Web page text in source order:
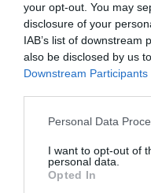
your opt-out. You may
disclosure of your
IAB’s list of downstream
also be disclosed by us
Downstream Participants
Personal Data
I want to opt-out of
personal data.
Opted In
Servicios
Aire acondicionado en las
comunes
Check In y Check Out rápidos
Cocina local típica
Karaoke
Personal multilingüe
Restaurante y
El restaurante panorámico
gastronomía italiana, con
Servicios de
Sala de juegos
Servicio Fax
Snack bar
Frente al mar
Habitaciones familiares